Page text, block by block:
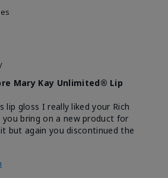
Mary Kay Unlimited® Lip
lip gloss I really liked your Rich
you bring on a new product for
but again you discontinued the